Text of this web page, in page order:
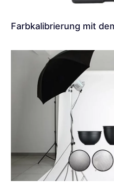
Farbkalibrierung mit